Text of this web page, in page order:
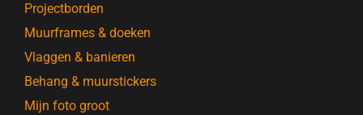
Projectborden
Muurframes & doeken
Vlaggen & banieren
Behang & muurstickers
Mijn foto groot